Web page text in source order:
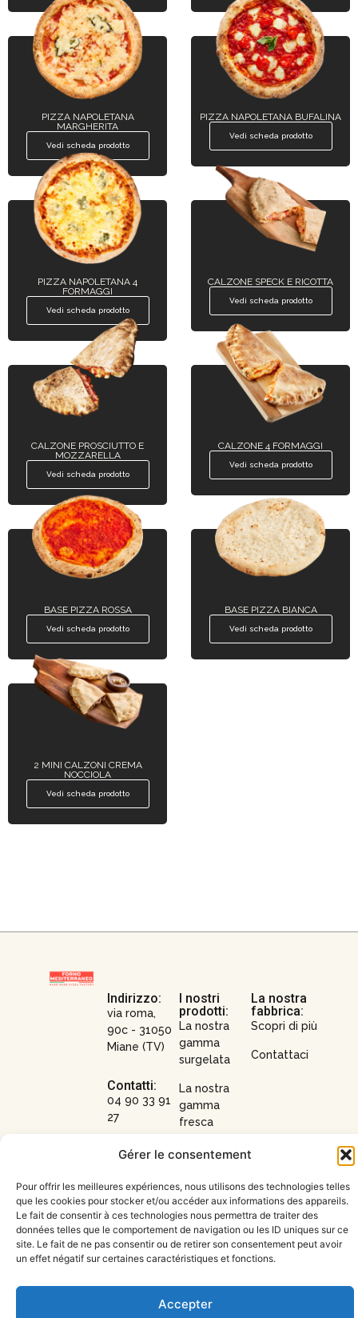
Gérer le consentement
Pour offrir les meilleures expériences, nous utilisons des technologies telles
que les cookies pour stocker et/ou accéder aux informations des appareils.
Le fait de consentir à ces technologies nous permettra de traiter des
données telles que le comportement de navigation ou les ID uniques sur ce
site. Le fait de ne pas consentir ou de retirer son consentement peut avoir
un effet négatif sur certaines caractéristiques et fonctions.
Accepter
PIZZA NAPOLETANA
MARGHERITA
Vedi scheda prodotto
PIZZA NAPOLETANA BUFALINA
Vedi scheda prodotto
PIZZA NAPOLETANA 4
FORMAGGI
Vedi scheda prodotto
CALZONE SPECK E RICOTTA
Vedi scheda prodotto
CALZONE PROSCIUTTO E
MOZZARELLA
Vedi scheda prodotto
CALZONE 4 FORMAGGI
Vedi scheda prodotto
BASE PIZZA ROSSA
Vedi scheda prodotto
BASE PIZZA BIANCA
Vedi scheda prodotto
2 MINI CALZONI CREMA
NOCCIOLA
Vedi scheda prodotto
Indirizzo:
via roma,
90c - 31050
Miane (TV)
Contatti:
04 90 33 91
27
mediterraneo.it
I nostri
prodotti:
La nostra
gamma
surgelata
La nostra
gamma
fresca
I nostri
I nostri
prodotti su
misura
La nostra
fabbrica:
Scopri di più
Contattaci
Note